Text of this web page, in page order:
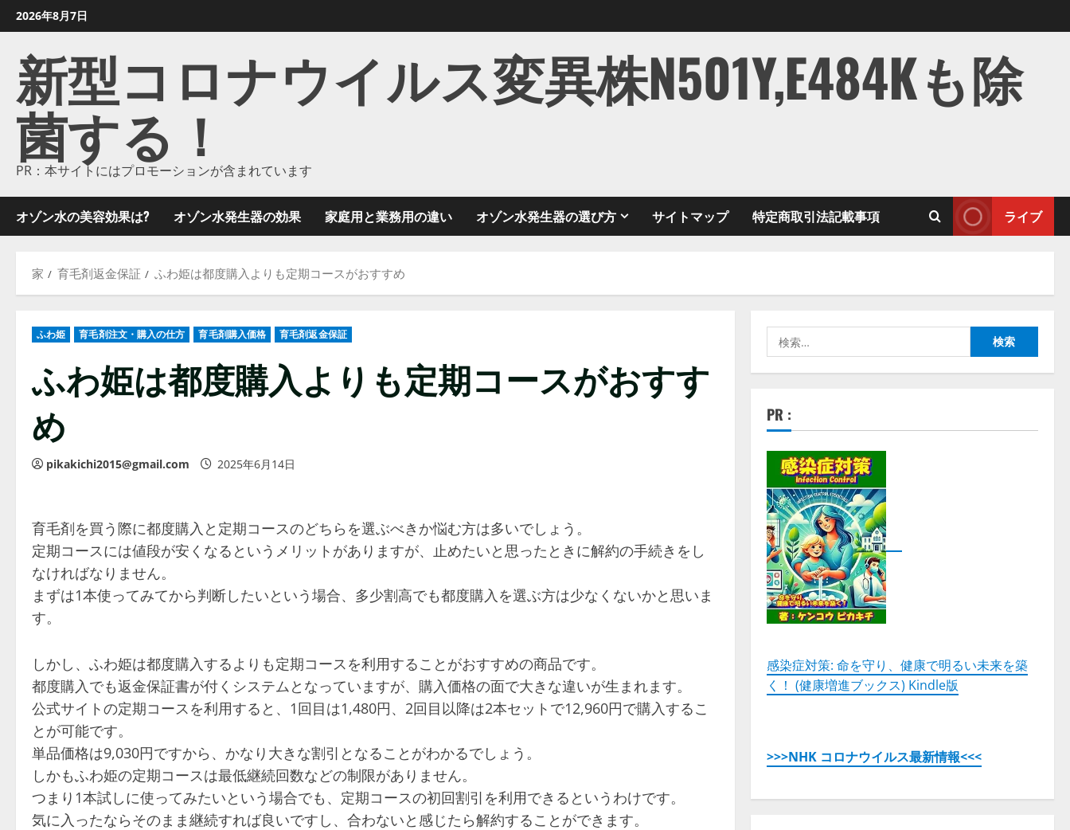
ン
2026年8月7日
新型コロナウイルス変異株N501Y,E484Kも除
菌する！
PR：本サイトにはプロモーションが含まれています
オゾン水の美容効果は? オゾン水発生器の効果 家庭用と業務用の違い オゾン水発生器の選び方 サイトマップ 特定商取引法記載事項 ライブ
家 育毛剤返金保証 ふわ姫は都度購入よりも定期コースがおすすめ
ふわ姫 育毛剤注文・購入の仕方 育毛剤購入価格 育毛剤返金保証
ふわ姫は都度購入よりも定期コースがおすす
め
pikakichi2015@gmail.com 2025年6月14日
育毛剤を買う際に都度購入と定期コースのどちらを選ぶべきか悩む方は多いでしょう。
定期コースには値段が安くなるというメリットがありますが、止めたいと思ったときに解約の手続きをし
なければなりません。
まずは1本使ってみてから判断したいという場合、多少割高でも都度購入を選ぶ方は少なくないかと思いま
す。
しかし、ふわ姫は都度購入するよりも定期コースを利用することがおすすめの商品です。
都度購入でも返金保証書が付くシステムとなっていますが、購入価格の面で大きな違いが生まれます。
公式サイトの定期コースを利用すると、1回目は1,480円、2回目以降は2本セットで12,960円で購入するこ
とが可能です。
単品価格は9,030円ですから、かなり大きな割引となることがわかるでしょう。
しかもふわ姫の定期コースは最低継続回数などの制限がありません。
つまり1本試しに使ってみたいという場合でも、定期コースの初回割引を利用できるというわけです。
気に入ったならそのまま継続すれば良いですし、合わないと感じたら解約することができます。
索:
PR :
感染症対策: 命を守り、健康で明るい未来を築
く！ (健康増進ブックス) Kindle版
>>>NHK コロナウイルス最新情報<<<